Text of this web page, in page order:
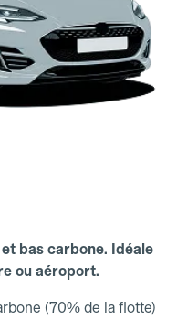
bas carbone. Idéale
ou aéroport.
(70% de la flotte)